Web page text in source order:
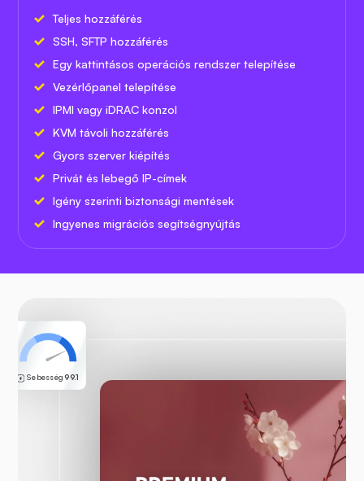
Teljes hozzáférés
SSH, SFTP hozzáférés
Egy kattintásos operációs rendszer telepítése
Vezérlőpanel telepítése
IPMI vagy iDRAC konzol
KVM távoli hozzáférés
Gyors szerver kiépítés
Privát és lebegő IP-címek
Igény szerinti biztonsági mentések
Ingyenes migrációs segítségnyújtás
Sebesség99.1